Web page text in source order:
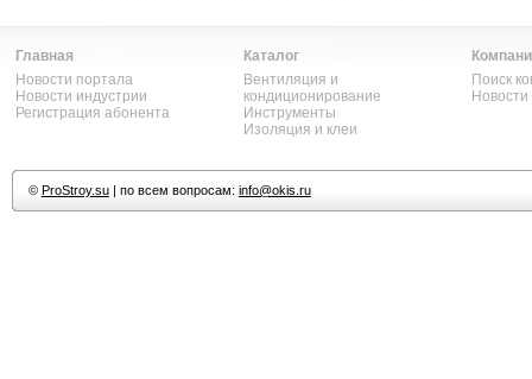
Главная
Новости портала
Новости индустрии
Регистрация абонента
Каталог
Вентиляция и
кондиционирование
Инструменты
Изоляция и клеи
Поиск
© ProStroy.su| по всем вопросам: info@okis.ru